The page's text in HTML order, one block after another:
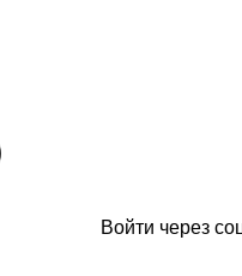
Войти через